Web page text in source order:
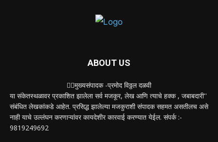
ABOUT US
✍🏻मुख्यसंपादक -प्रमोद विठ्ठल दळवी
या संकेतस्थळावर प्रकाशित झालेला सर्व मजकूर, लेख आणि त्याचे हक्क , जबाबदारी''
संबंधित लेखकांकडे आहेत. प्रसिद्ध झालेल्या मजकुराशी संपादक सहमत असतीलच असे
नाही याचे उल्लंघन करणाऱ्यांवर कायदेशीर कारवाई करण्यात येईल. संपर्क :-
9819249692